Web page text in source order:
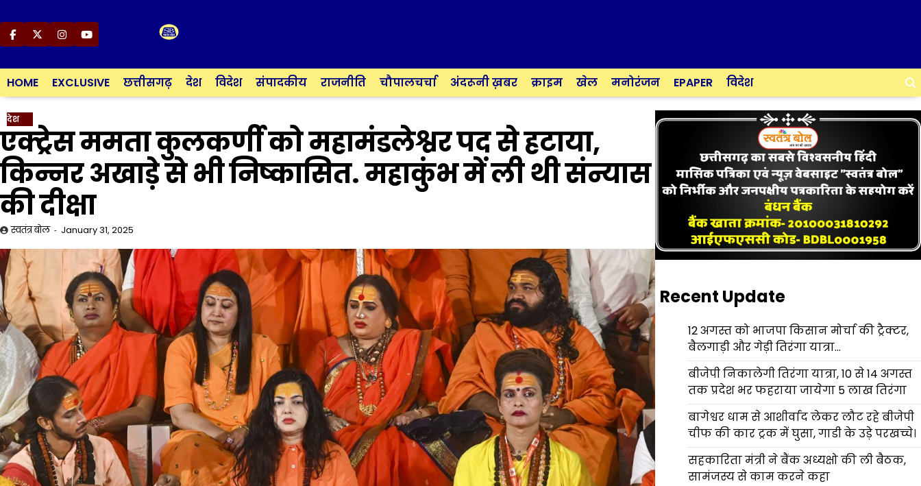
to
content
Facebook
TwitterInstagram
YouTube
HOME EXCLUSIVE छत्तीसगढ़ देश विदेश संपादकीय राजनीति चौपालचर्चा अंदरूनी ख़बर क्राइम खेल मनोरंजन EPAPER विदेश
देश
एक्ट्रेस ममता कुलकर्णी को महामंडलेश्वर पद से हटाया,
किन्नर अखाड़े से भी निष्कासित. महाकुंभ में ली थी संन्यास
की दीक्षा
स्वतंत्र बोल January 31, 2025
Recent Update
12 अगस्त को भाजपा किसान मोर्चा की ट्रैक्टर,
बैलगाड़ी और गेड़ी तिरंगा यात्रा…
बीजेपी निकालेगी तिरंगा यात्रा, 10 से 14 अगस्त
तक प्रदेश भर फहराया जायेगा 5 लाख तिरंगा
बागेश्वर धाम से आशीर्वाद लेकर लौट रहे बीजेपी
चीफ की कार ट्रक में घुसा, गाडी के उड़े परखच्चे।
सहकारिता मंत्री ने बैंक अध्यक्षो की ली बैठक,
सामंजस्य से काम करने कहा